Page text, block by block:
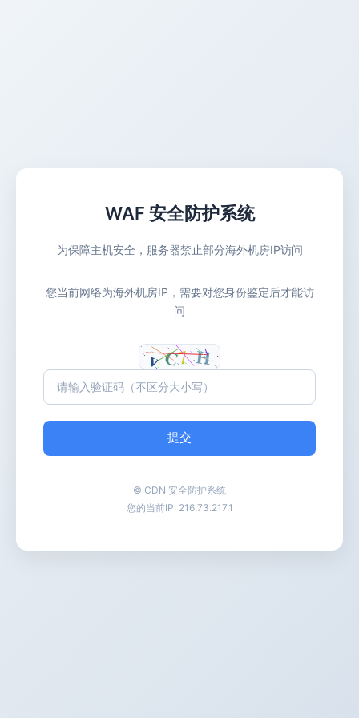
WAF 安全防护系统
为保障主机安全，服务器禁止部分海外机房IP访问
您当前网络为海外机房IP，需要对您身份鉴定后才能访
问
提交
© CDN 安全防护系统
您的当前IP: 216.73.217.1